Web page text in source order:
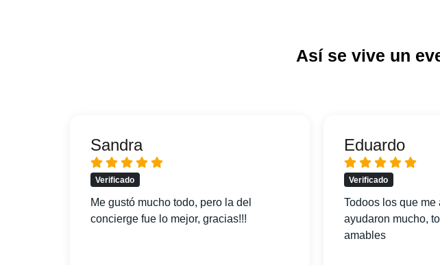
Así se vive un
Sandra
Verificado
Me gustó mucho todo, pero la del
concierge fue lo mejor, gracias!!!
Eduardo
Verificado
Todoos los que me
ayudaron mucho,
amables